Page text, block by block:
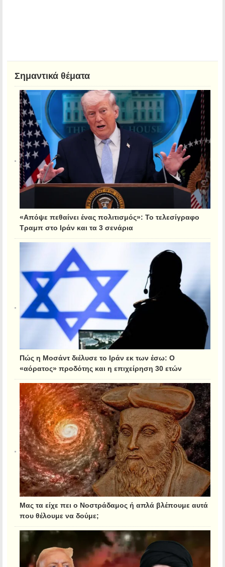
Σημαντικά θέματα
«Απόψε πεθαίνει ένας πολιτισμός»: Το τελεσίγραφο
Τραμπ στο Ιράν και τα 3 σενάρια
Πώς η Μοσάντ διέλυσε το Ιράν εκ των έσω: Ο
«αόρατος» προδότης και η επιχείρηση 30 ετών
Μας τα είχε πει ο Νοστράδαμος ή απλά βλέπουμε αυτά
που θέλουμε να δούμε;